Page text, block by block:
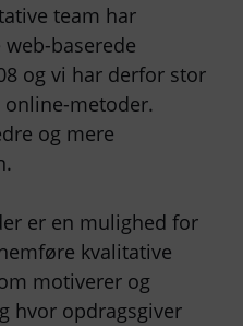
team har
baserede
og vi har derfor stor
metoder.
og mere
er en mulighed for
kvalitative
motiverer og
hvor opdragsgiver